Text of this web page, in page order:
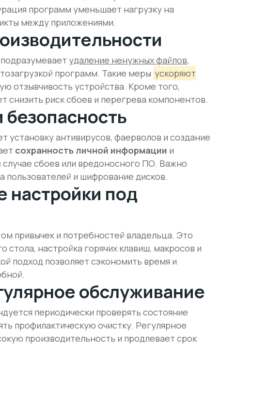
программ уменьшает нагрузку на
между приложениями.
удаление ненужных файлов,
программ. Такие меры ускоряют
отзывчивость устройства. Кроме того,
снизить риск сбоев и перегрева компонентов.
установку антивирусов, фаерволов и создание
сохранность личной информации и
сбоев или вредоносного ПО. Важно
пользователей и шифрование дисков.
настройки под
привычек и потребностей владельца. Это
стола, настройка горячих клавиш, макросов и
подход позволяет сэкономить время и
обслуживание
периодически проверять состояние
профилактическую очистку. Регулярное
производительность и продлевает срок